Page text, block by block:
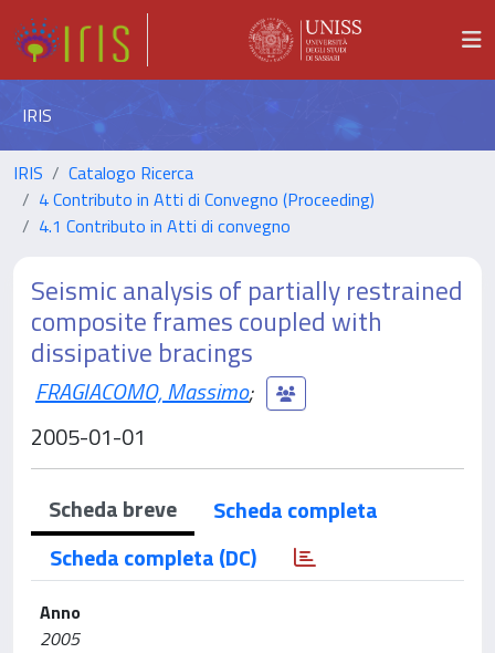
IRIS
IRIS
Catalogo Ricerca
4 Contributo in Atti di Convegno (Proceeding)
4.1 Contributo in Atti di convegno
Seismic analysis of partially restrained
composite frames coupled with
dissipative bracings
FRAGIACOMO, Massimo;
2005-01-01
Scheda breve
Scheda completa
Scheda completa (DC)
Anno
2005